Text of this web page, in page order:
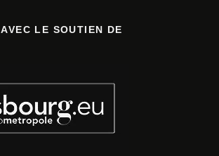
AVEC LE SOUTIEN DE